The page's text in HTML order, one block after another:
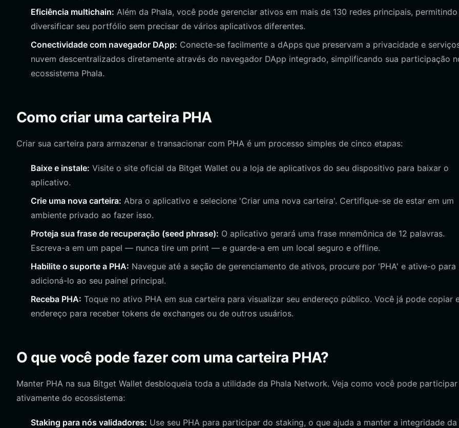
Eficiência multichain: Além da Phala, você pode gerenciar ativos em mais de 130 redes principais, permitindo
diversificar seu portfólio sem precisar de vários aplicativos diferentes.
Conectividade com navegador DApp: Conecte-se facilmente a dApps que preservam a privacidade e
nuvem descentralizados diretamente através do navegador DApp integrado, simplificando sua participação
ecossistema Phala.
Como criar uma carteira PHA
Criar sua carteira para armazenar e transacionar com PHA é um processo simples de cinco etapas:
Baixe e instale: Visite o site oficial da Bitget Wallet ou a loja de aplicativos do seu dispositivo para baixar o
aplicativo.
Crie uma nova carteira: Abra o aplicativo e selecione 'Criar uma nova carteira'. Certifique-se de estar em um
ambiente privado ao fazer isso.
Proteja sua frase de recuperação (seed phrase): O aplicativo gerará uma frase mnemônica de 12 palavras.
Escreva-a em um papel — nunca tire um print — e guarde-a em um local seguro e offline.
Habilite o suporte a PHA: Navegue até a seção de gerenciamento de ativos, procure por 'PHA' e ative-o para
adicioná-lo ao seu painel principal.
Receba PHA: Toque no ativo PHA em sua carteira para visualizar seu endereço público. Você já pode copiar
endereço para receber tokens de exchanges ou de outros usuários.
O que você pode fazer com uma carteira PHA?
Manter PHA na sua Bitget Wallet desbloqueia toda a utilidade da Phala Network. Veja como você pode participar
ativamente do ecossistema:
Staking para nós validadores: Use seu PHA para participar do staking, o que ajuda a manter a integridade da